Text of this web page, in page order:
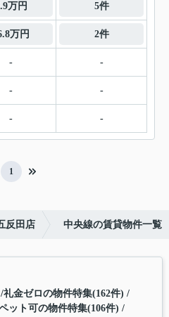
万円 5件
万円 2件
- -
- -
- -
1
反田店 中央線の賃貸物件一覧
礼金ゼロの物件特集(162件)
ット可の物件特集(106件)